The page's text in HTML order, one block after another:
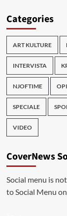
Categories
ART KULTURE
INTERVISTA
NJOFTIME
SPECIALE
VIDEO
CoverNews
Social menu is
to Social Menu